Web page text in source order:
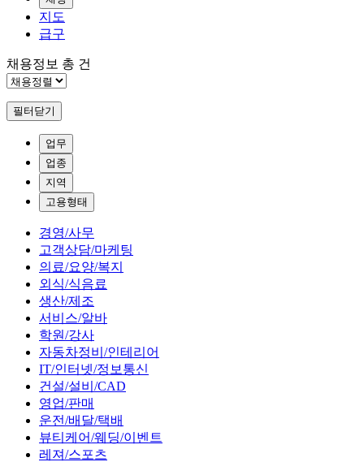
지도
급구
채용정보 총 건
필터닫기
업무
업종
지역
고용형태
경영/사무
고객상담/마케팅
의료/요양/복지
외식/식음료
생산/제조
서비스/알바
학원/강사
자동차정비/인테리어
IT/인터넷/정보통신
건설/설비/CAD
영업/판매
운전/배달/택배
뷰티케어/웨딩/이벤트
레져/스포츠